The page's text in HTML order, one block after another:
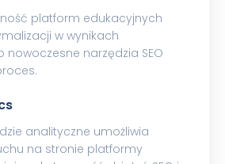
platform edukacyjnych
w wynikach
nowoczesne narzędzia SEO
analityczne umożliwia
na stronie platformy